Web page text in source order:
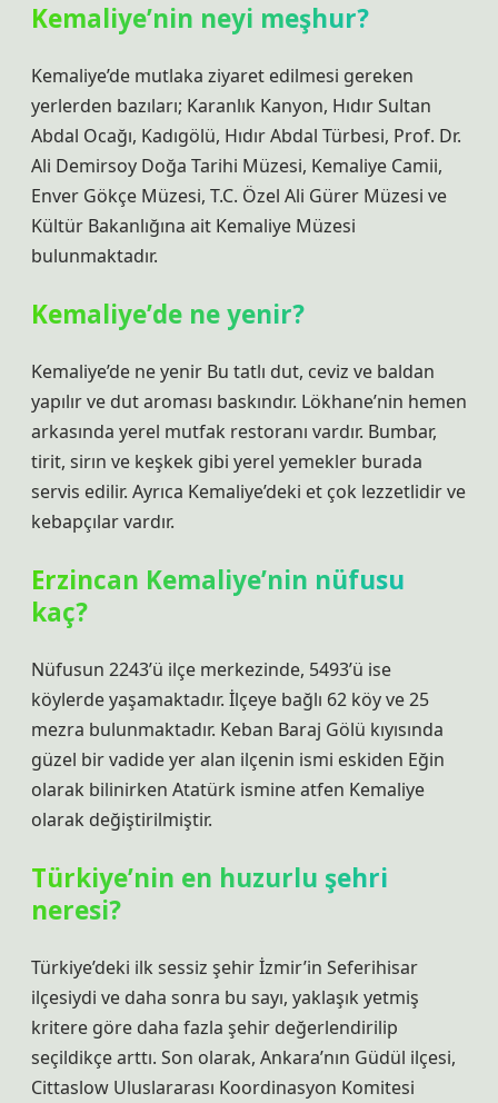
Kemaliye’nin neyi meşhur?
Kemaliye’de mutlaka ziyaret edilmesi gereken
yerlerden bazıları; Karanlık Kanyon, Hıdır Sultan
Abdal Ocağı, Kadıgölü, Hıdır Abdal Türbesi, Prof. Dr.
Ali Demirsoy Doğa Tarihi Müzesi, Kemaliye Camii,
Enver Gökçe Müzesi, T.C. Özel Ali Gürer Müzesi ve
Kültür Bakanlığına ait Kemaliye Müzesi
bulunmaktadır.
Kemaliye’de ne yenir?
Kemaliye’de ne yenir Bu tatlı dut, ceviz ve baldan
yapılır ve dut aroması baskındır. Lökhane’nin hemen
arkasında yerel mutfak restoranı vardır. Bumbar,
tirit, sirın ve keşkek gibi yerel yemekler burada
servis edilir. Ayrıca Kemaliye’deki et çok lezzetlidir ve
kebapçılar vardır.
Erzincan Kemaliye’nin nüfusu
kaç?
Nüfusun 2243’ü ilçe merkezinde, 5493’ü ise
köylerde yaşamaktadır. İlçeye bağlı 62 köy ve 25
mezra bulunmaktadır. Keban Baraj Gölü kıyısında
güzel bir vadide yer alan ilçenin ismi eskiden Eğin
olarak bilinirken Atatürk ismine atfen Kemaliye
olarak değiştirilmiştir.
Türkiye’nin en huzurlu şehri
neresi?
Türkiye’deki ilk sessiz şehir İzmir’in Seferihisar
ilçesiydi ve daha sonra bu sayı, yaklaşık yetmiş
kritere göre daha fazla şehir değerlendirilip
seçildikçe arttı. Son olarak, Ankara’nın Güdül ilçesi,
Cittaslow Uluslararası Koordinasyon Komitesi